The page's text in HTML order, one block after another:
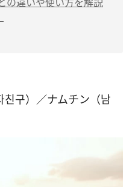
친구）／ナムチン（남